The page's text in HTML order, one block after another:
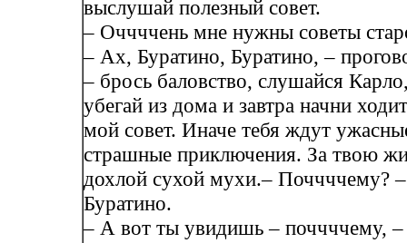
выслушай полезный совет.
– Оччччень мне нужны советы
– Ах, Буратино, Буратино, –
– брось баловство, слушайся
убегай из дома и завтра начни
мой совет. Иначе тебя ждут
страшные приключения. За твою
дохлой сухой мухи.– Поччччему?
Буратино.
– А вот ты увидишь – поччччему, –